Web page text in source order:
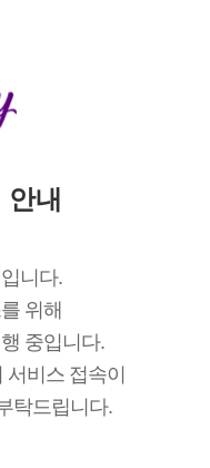
내
니다.
위해
중입니다.
비스 접속이
탁드립니다.